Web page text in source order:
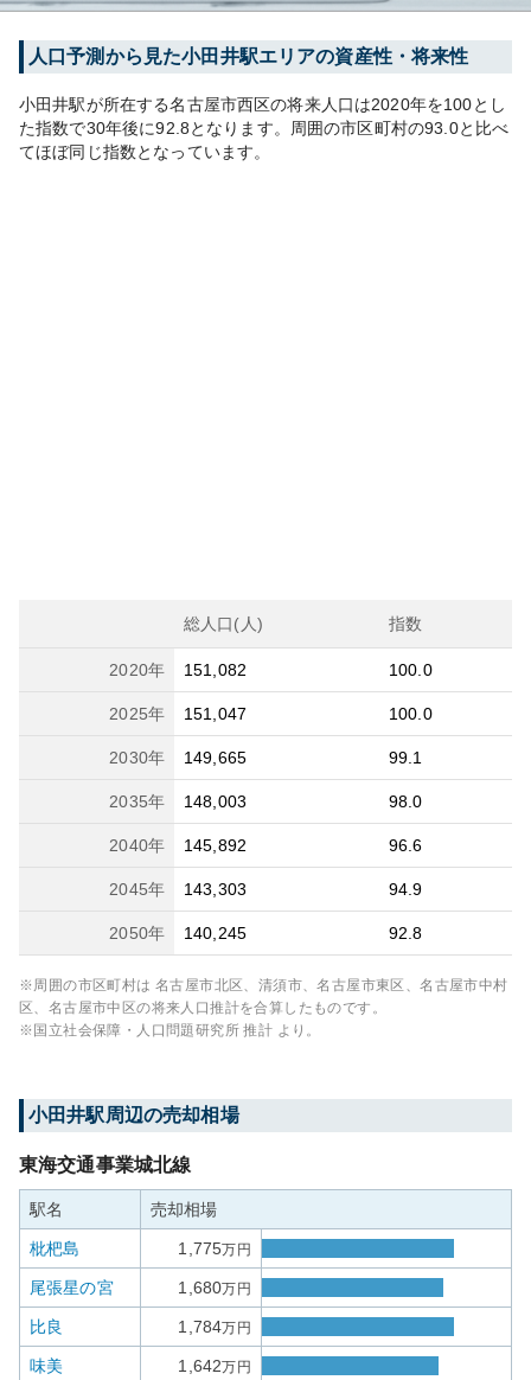
人口予測から見た小田井駅エリアの資産性・将来性
小田井駅が所在する名古屋市西区の将来人口は2020年を100とし
た指数で30年後に92.8となります。 周囲の市区町村の93.0と比べ
てほぼ同じ指数となっています。
総人口(人) 指数
2020年 151,082 100.0
2025年 151,047 100.0
2030年 149,665 99.1
2035年 148,003 98.0
2040年 145,892 96.6
2045年 143,303 94.9
2050年 140,245 92.8
※周囲の市区町村は 名古屋市北区、清須市、名古屋市東区、名古屋市中村
区、名古屋市中区の将来人口推計を合算したものです。
※国立社会保障・人口問題研究所 推計 より。
小田井駅周辺の売却相場
東海交通事業城北線
駅名 売却相場
枇杷島 1,775万円
尾張星の宮 1,680万円
比良 1,784万円
味美 1,642万円